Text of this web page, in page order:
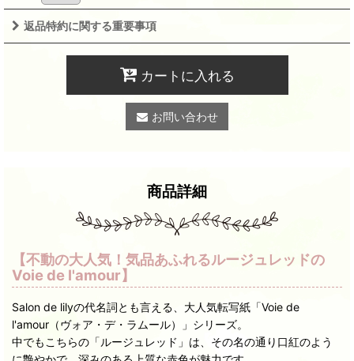
返品特約に関する重要事項
カートに入れる
お問い合わせ
商品詳細
【不動の大人気！気品あふれるルージュレッドの
Voie de l'amour】
Salon de lilyの代名詞とも言える、大人気転写紙「Voie de
l'amour（ヴォア・デ・ラムール）」シリーズ。
中でもこちらの「ルージュレッド」は、その名の通り口紅のよう